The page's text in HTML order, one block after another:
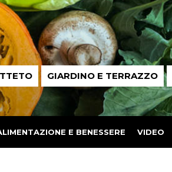
GIARDINO E TERRAZZO
E BENESSERE VIDEO